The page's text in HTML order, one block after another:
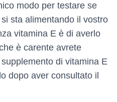
modo per testare se
sta alimentando il vostro
vitamina E è di averlo
è carente avrete
di vitamina E
dopo aver consultato il